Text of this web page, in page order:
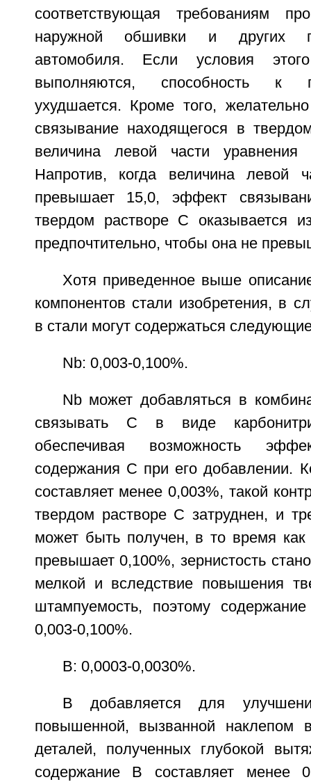
соответствующая требованиям
наружной обшивки и других
автомобиля. Если условия
выполняются, способность к
ухудшается. Кроме того,
связывание находящегося в
величина левой части
Напротив, когда величина левой
превышает 15,0, эффект
твердом растворе С оказывается
предпочтительно, чтобы она не
Хотя приведенное выше
компонентов стали изобретения, в
в стали могут содержаться
Nb: 0,003-0,100%.
Nb может добавляться в
связывать С в виде
обеспечивая возможность
содержания С при его добавлении.
составляет менее 0,003%, такой
твердом растворе С затруднен, и
может быть получен, в то время как
превышает 0,100%, зернистость
мелкой и вследствие повышения
штампуемость, поэтому содержание
0,003-0,100%.
В: 0,0003-0,0030%.
В добавляется для
повышенной, вызванной наклепом
деталей, полученных глубокой
содержание В составляет менее